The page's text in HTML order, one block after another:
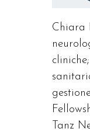
Chiara
Tanz